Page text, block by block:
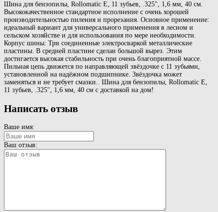
Шина для бензопилы, Rollomatic E, 11 зубьев, .325", 1,6 мм, 40 см.
Высококачественное стандартное исполнение с очень хорошей
производительностью пиления и прорезания. Основное применение:
идеальный вариант для универсального применения в лесном и
сельском хозяйстве и для использования по мере необходимости.
Корпус шины: Три соединенные электросваркой металлические
пластины. В средней пластине сделан большой вырез. Этим
достигается высокая стабильность при очень благоприятной массе.
Пильная цепь движется по направляющей звёздочке с 11 зубьями,
установленной на надёжном подшипнике. Звёздочка может
заменяться и не требует смазки.. Шина для бензопилы, Rollomatic E,
11 зубьев, .325", 1,6 мм, 40 см с доставкой на дом!
Написать отзыв
Ваше имя:
Ваш отзыв: